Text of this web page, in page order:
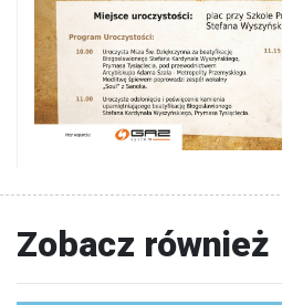
Zobacz również